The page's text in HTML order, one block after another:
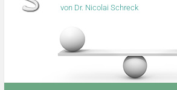
von Dr. Nicolai Schreck